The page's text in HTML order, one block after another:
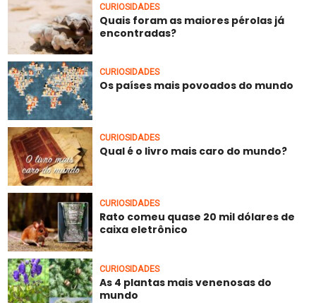
CURIOSIDADES
Quais foram as maiores pérolas já
encontradas?
CURIOSIDADES
Os países mais povoados do mundo
CURIOSIDADES
Qual é o livro mais caro do mundo?
CURIOSIDADES
Rato comeu quase 20 mil dólares de
caixa eletrônico
CURIOSIDADES
As 4 plantas mais venenosas do
mundo